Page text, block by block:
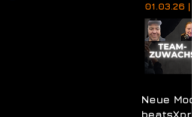
Neue
01.03.26 |